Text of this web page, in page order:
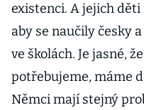
existenci. A jejich
aby se naučily česky
ve školách. Je jasné,
potřebujeme, máme
Němci mají stejný